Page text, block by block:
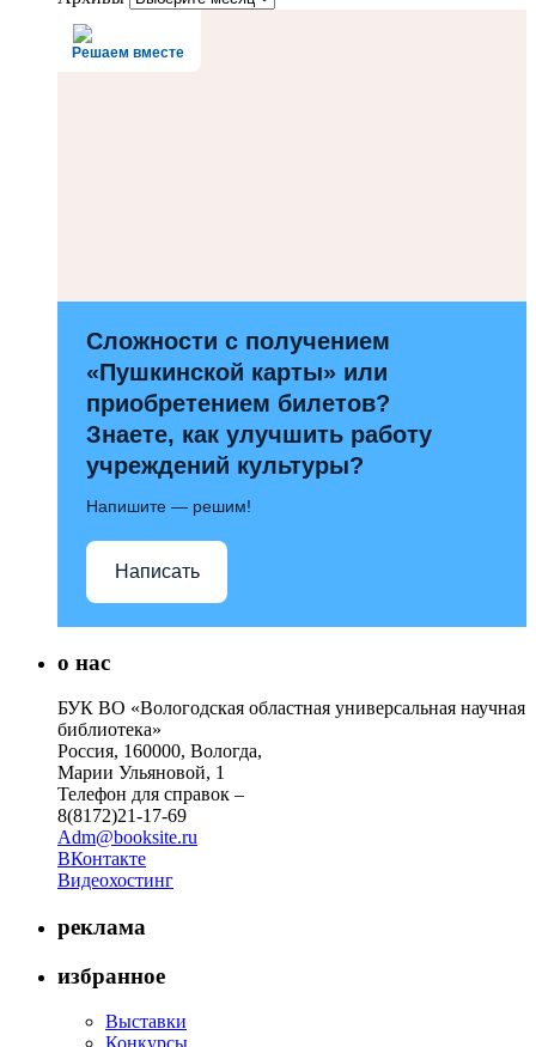
Решаем вместе
Сложности с получением
«Пушкинской карты» или
приобретением билетов?
Знаете, как улучшить работу
учреждений культуры?
Напишите — решим!
Написать
о нас
БУК ВО «Вологодская областная универсальная научная
библиотека»
Россия, 160000, Вологда,
Марии Ульяновой, 1
Телефон для справок –
8(8172)21-17-69
Adm@booksite.ru
ВКонтакте
Видеохостинг
реклама
избранное
Выставки